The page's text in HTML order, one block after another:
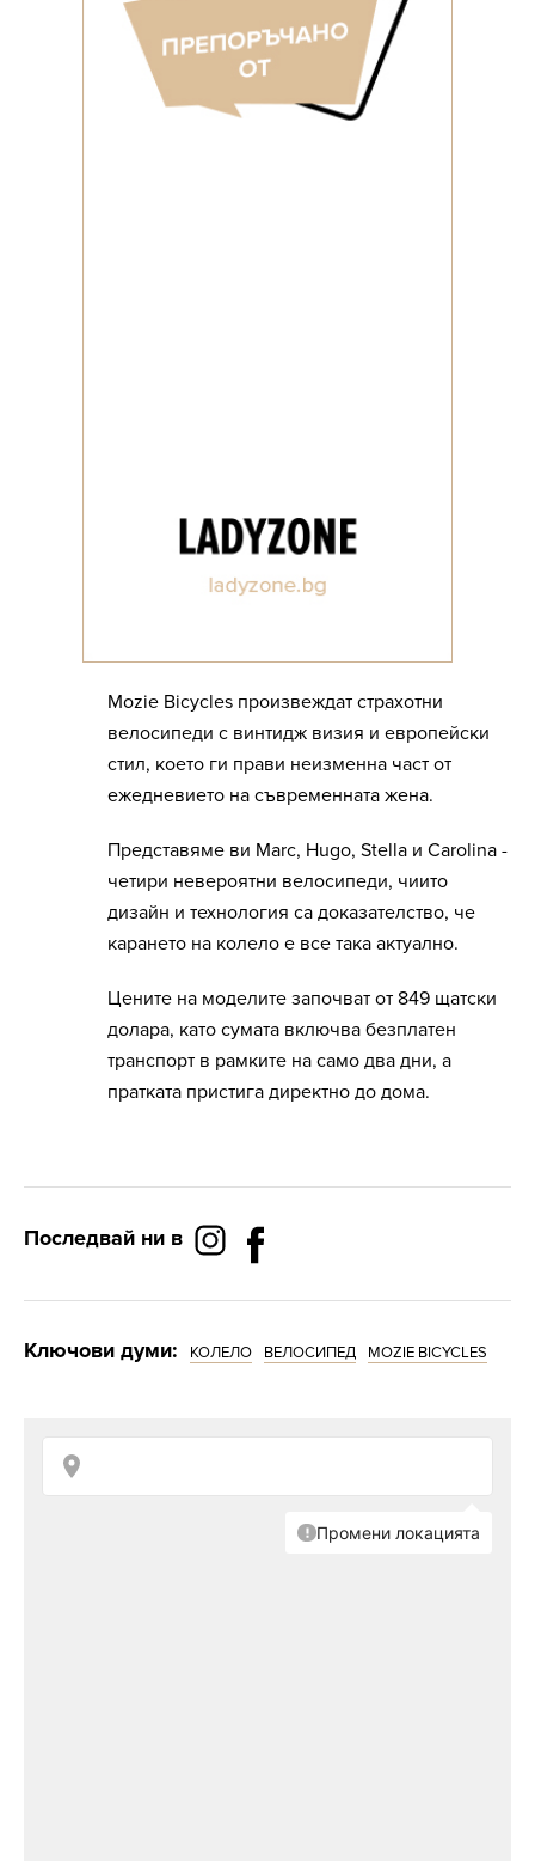
Mozie Bicycles произвеждат страхотни
велосипеди с винтидж визия и европейски
стил, което ги прави неизменна част от
ежедневието на съвременната жена.
Представяме ви Marc, Hugo, Stella и Carolina -
четири невероятни велосипеди, чиито
дизайн и технология са доказателство, че
карането на колело е все така актуално.
Цените на моделите започват от 849 щатски
долара, като сумата включва безплатен
транспорт в рамките на само два дни, а
пратката пристига директно до дома.
Последвай ни в
Ключови думи: КОЛЕЛО ВЕЛОСИПЕД MOZIE BICYCLES